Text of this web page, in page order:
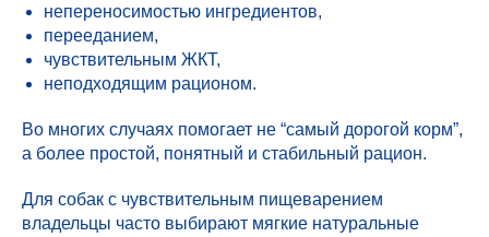
непереносимостью ингредиентов,
перееданием,
чувствительным ЖКТ,
неподходящим рационом.
Во многих случаях помогает не “самый дорогой корм”,
а более простой, понятный и стабильный рацион.
Для собак с чувствительным пищеварением
владельцы часто выбирают мягкие натуральные